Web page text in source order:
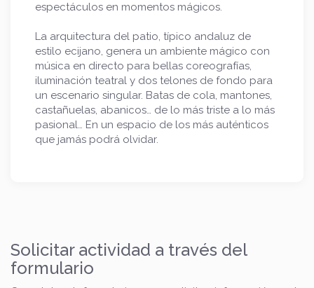
espectáculos en momentos mágicos.
La arquitectura del patio, típico andaluz de
estilo ecijano, genera un ambiente mágico con
música en directo para bellas coreografías,
iluminación teatral y dos telones de fondo para
un escenario singular. Batas de cola, mantones,
castañuelas, abanicos… de lo más triste a lo más
pasional… En un espacio de los más auténticos
que jamás podrá olvidar.
Solicitar actividad a través del
formulario